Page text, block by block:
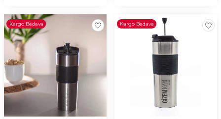
Kargo Bedava Kargo Bedava